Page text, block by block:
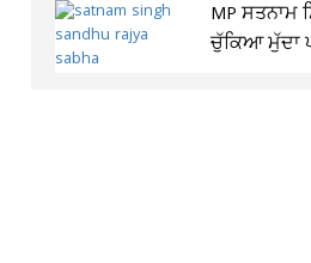
MP ਸਤਨਾਮ
ਚੁੱਕਿਆ ਮੁੱਦਾ